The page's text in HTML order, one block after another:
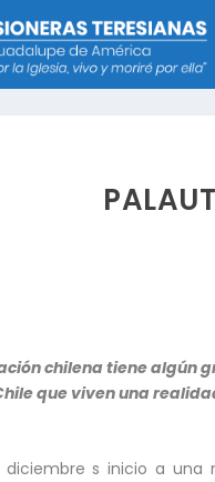
chilena tiene
que viven una
s inicio a una